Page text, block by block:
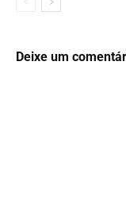
Deixe um